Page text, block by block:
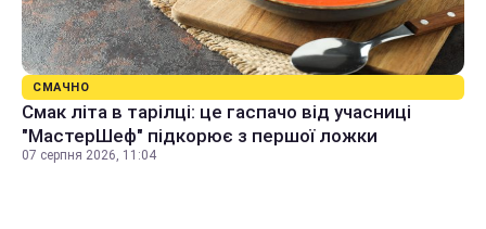
СМАЧНО
Смак літа в тарілці: це гаспачо від учасниці
"МастерШеф" підкорює з першої ложки
07 серпня 2026, 11:04